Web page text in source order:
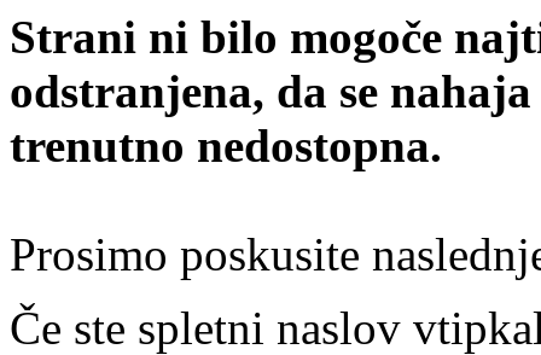
Strani ni bilo mogoče
odstranjena, da se
trenutno nedostopna.
Prosimo poskusite
Če ste spletni naslov